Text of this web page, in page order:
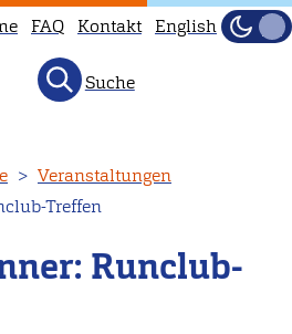
FAQ Kontakt English
Hell
Suche
Veranstaltungen
Treffen
Runclub-